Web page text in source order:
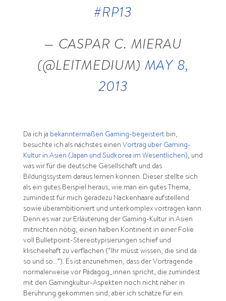
#RP13
— CASPAR C. MIERAU
(@LEITMEDIUM) MAY 8,
2013
Da ich ja bekanntermaßen Gaming-begeistertbin,
besuchte ich als nächstes einen Vortrag über Gaming-
Kultur in Asien (Japan und Südkorea im Wesentlichen), und
was wir für die deutsche Gesellschaft und das
Bildungssystem daraus lernen konnen. Dieser stellte sich
als ein gutes Beispiel heraus, wie man ein gutes Thema,
zumindest für mich geradezu Nackenhaare aufstellend
sowie überambitioniert und unterkomplex vortragen kann.
Denn es war zur Erläuterung der Gaming-Kultur in Asien
mitnichten nötig, einen halben Kontinent in einer Folie
voll Bulletpoint-Stereotypisierungen schief und
klischeehaft zu verflachen (“Ihr müsst wissen, die sind da
so und so…”). Es ist anzunehmen, dass der Vortragende
normalerweise vor Pädagog_innen spricht, die zumindest
mit den Gamingkultur-Aspekten noch nicht näher in
Berührung gekommen sind, aber ich schätze für ein